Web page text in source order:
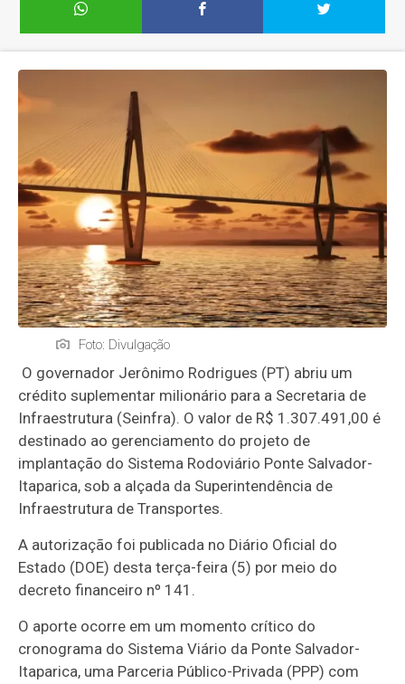
Foto: Divulgação
O governador Jerônimo Rodrigues (PT) abriu um
crédito suplementar milionário para a Secretaria de
Infraestrutura (Seinfra). O valor de R$ 1.307.491,00 é
destinado ao gerenciamento do projeto de
implantação do Sistema Rodoviário Ponte Salvador-
Itaparica, sob a alçada da Superintendência de
Infraestrutura de Transportes.
A autorização foi publicada no Diário Oficial do
Estado (DOE) desta terça-feira (5) por meio do
decreto financeiro nº 141.
O aporte ocorre em um momento crítico do
cronograma do Sistema Viário da Ponte Salvador-
Itaparica, uma Parceria Público-Privada (PPP) com